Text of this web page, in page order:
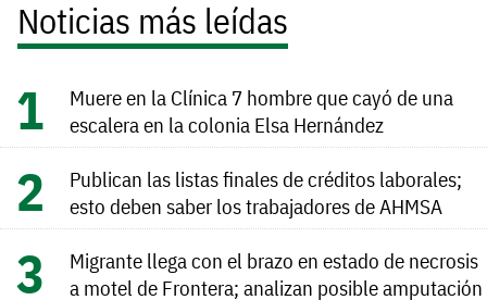
Noticias más leídas
Muere en la Clínica 7 hombre que cayó de una
escalera en la colonia Elsa Hernández
Publican las listas finales de créditos laborales;
esto deben saber los trabajadores de AHMSA
Migrante llega con el brazo en estado de necrosis
a motel de Frontera; analizan posible amputación